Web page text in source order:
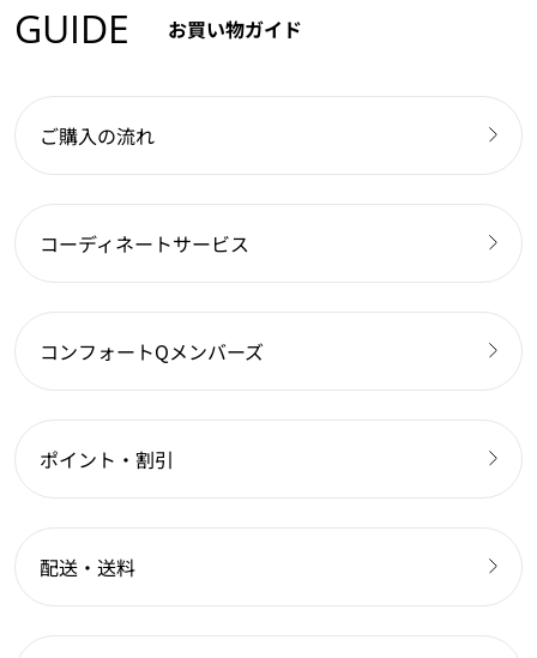
GUIDE お買い物ガイド
ご購入の流れ
コーディネートサービス
コンフォートQメンバーズ
ポイント・割引
配送・送料